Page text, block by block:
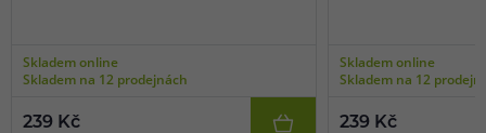
Skladem online
Skladem na 12 prodejnách
239 Kč
Skladem online
Skladem na 12
239 Kč